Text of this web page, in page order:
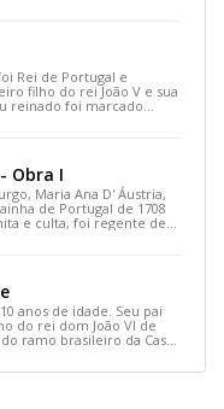
Rei de Portugal e
filho do rei João V e sua
reinado foi marcado
Obra I
Maria Ana D' Áustria,
de Portugal de 1708
e culta, foi regente de
anos de idade. Seu pai
do rei dom João VI de
ramo brasileiro da Casa